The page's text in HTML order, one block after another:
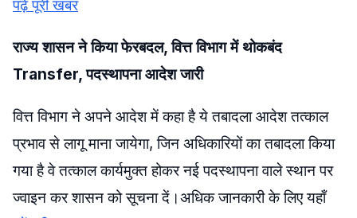
पढ़ें पूरी खबर
राज्य शासन ने किया फेरबदल, वित्त विभाग में थोकबंद
Transfer, पदस्थापना आदेश जारी
वित्त विभाग ने अपने आदेश में कहा है ये तबादला आदेश तत्काल
प्रभाव से लागू माना जायेगा, जिन अधिकारियों का तबादला किया
गया है वे तत्काल कार्यमुक्त होकर नई पदस्थापना वाले स्थान पर
ज्वाइन कर शासन को सूचना दें।अधिक जानकारी के लिए यहाँ